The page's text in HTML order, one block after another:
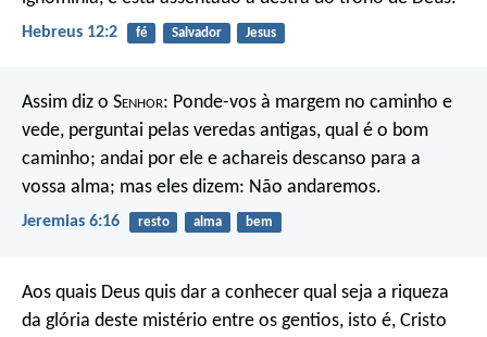
Hebreus 12:2 fé Salvador Jesus
Assim diz o Senhor: Ponde-vos à margem no caminho e
vede, perguntai pelas veredas antigas, qual é o bom
caminho; andai por ele e achareis descanso para a
vossa alma; mas eles dizem: Não andaremos.
Jeremias 6:16 resto alma bem
Aos quais Deus quis dar a conhecer qual seja a riqueza
da glória deste mistério entre os gentios, isto é, Cristo